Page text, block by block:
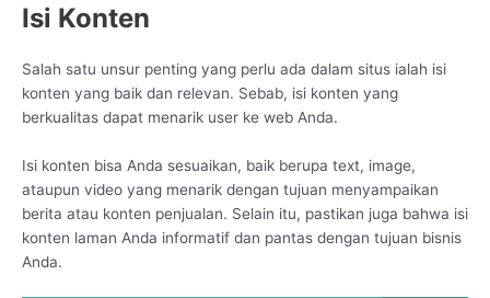
Isi Konten
Salah satu unsur penting yang perlu ada dalam situs ialah isi
konten yang baik dan relevan. Sebab, isi konten yang
berkualitas dapat menarik user ke web Anda.
Isi konten bisa Anda sesuaikan, baik berupa text, image,
ataupun video yang menarik dengan tujuan menyampaikan
berita atau konten penjualan. Selain itu, pastikan juga bahwa isi
konten laman Anda informatif dan pantas dengan tujuan bisnis
Anda.